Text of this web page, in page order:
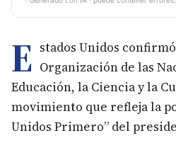
E stados Unidos
Organización de las
Educación, la Ciencia y la
movimiento que refleja la
Unidos Primero” del